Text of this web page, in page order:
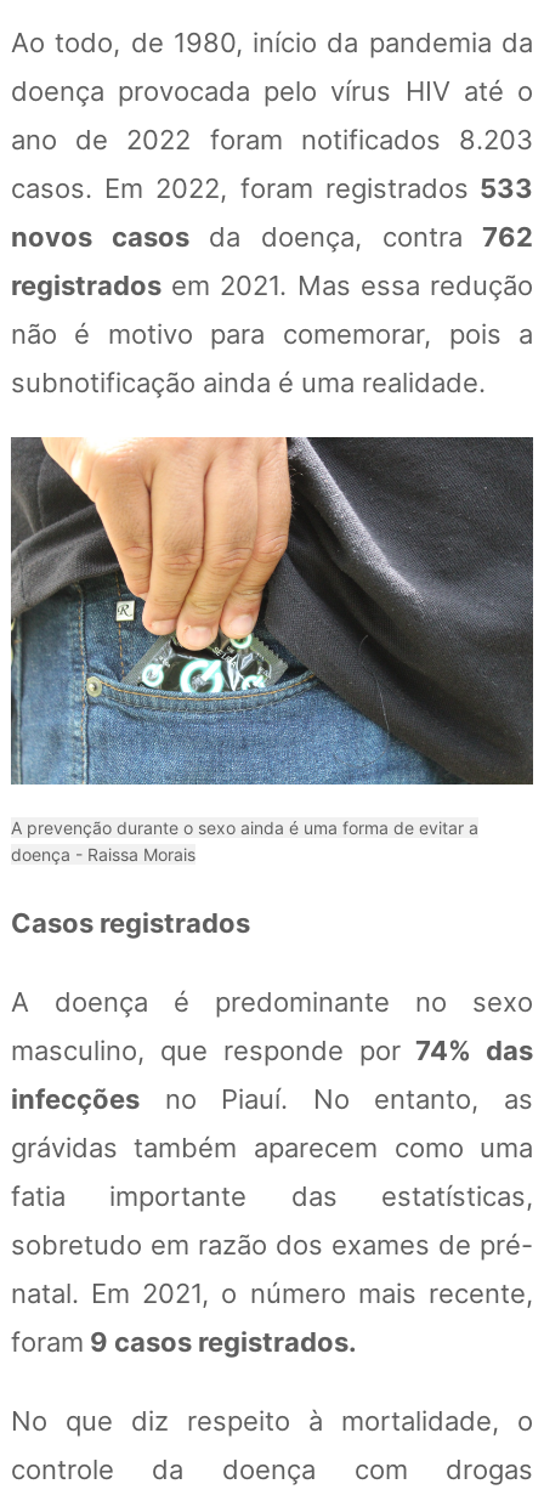
Ao todo, de 1980, início da pandemia da
doença provocada pelo vírus HIV até o
ano de 2022 foram notificados 8.203
casos. Em 2022, foram registrados 533
novos casos da doença, contra 762
registradosem 2021. Mas essa redução
não é motivo para comemorar, pois a
subnotificação ainda é uma realidade.
A prevenção durante o sexo ainda é uma forma de evitar a
doença - Raissa Morais
Casos registrados
A doença é predominante no sexo
masculino, que responde por 74% das
infecçõesno Piauí. No entanto, as
grávidas também aparecem como uma
fatia importante das estatísticas,
sobretudo em razão dos exames de pré-
natal. Em 2021, o número mais recente,
foram 9 casos registrados.
No que diz respeito à mortalidade, o
controle da doença com drogas